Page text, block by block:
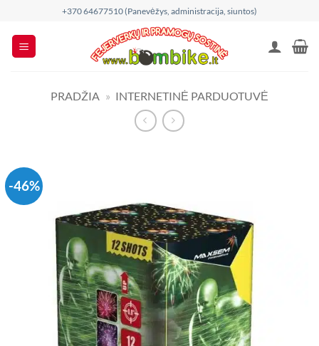
content
+370 64677510 (Panevėžys, administracija, siuntos)
PRADŽIA » INTERNETINĖ PARDUOTUVĖ
-46%